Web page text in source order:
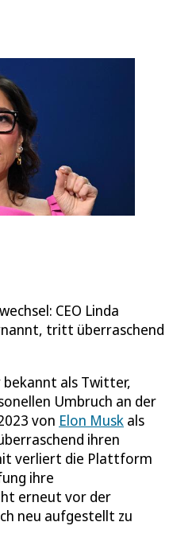
CEO Linda
tritt überraschend
als Twitter,
Umbruch an der
von Elon Musk als
ihren
verliert die Plattform
ihre
erneut vor der
neu aufgestellt zu